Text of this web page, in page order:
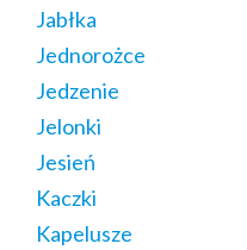
Jabłka
Jednorożce
Jedzenie
Jelonki
Jesień
Kaczki
Kapelusze